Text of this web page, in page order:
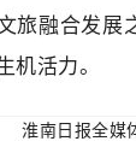
旅融合发展
机活力。
淮南日报全媒